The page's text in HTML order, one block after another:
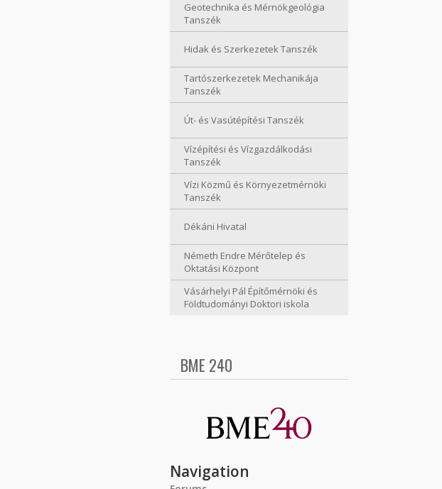
Geotechnika és Mérnökgeológia
Tanszék
Hidak és Szerkezetek Tanszék
Tartószerkezetek Mechanikája
Tanszék
Út- és Vasútépítési Tanszék
Vízépítési és Vízgazdálkodási
Tanszék
Vízi Közmű és Környezetmérnöki
Tanszék
Dékáni Hivatal
Németh Endre Mérőtelep és
Oktatási Központ
Vásárhelyi Pál Építőmérnöki és
Földtudományi Doktori iskola
BME 240
Navigation